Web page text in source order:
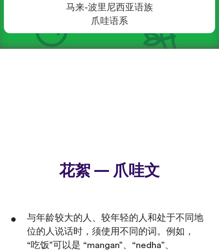
马来-波里尼西亚语族
爪哇语系
花絮 — 爪哇文
与年龄较大的人、较年轻的人和处于不同地
位的人说话时，须使用不同的词。例如，
“吃饭”可以是 “mangan”、“nedha”、